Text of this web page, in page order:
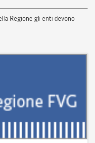
Regione gli enti devono